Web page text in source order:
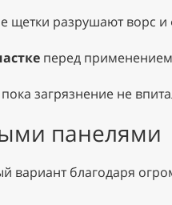
щетки разрушают ворс и
перед
пока загрязнение не
панелями
вариант благодаря